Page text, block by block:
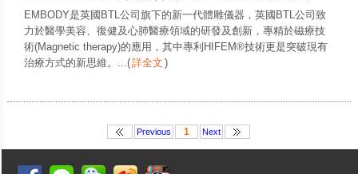
EMBODY是英國BTL公司旗下的新一代體雕儀器，英國BTL公司致
力於醫學美容、復健及心肺醫療領域的研發及創新，專精於磁療技
術(Magnetic therapy)的應用，其中專利HIFEM®技術更是突破現有
治療方式的新思維。...(詳全文 )
Previous 1 Next